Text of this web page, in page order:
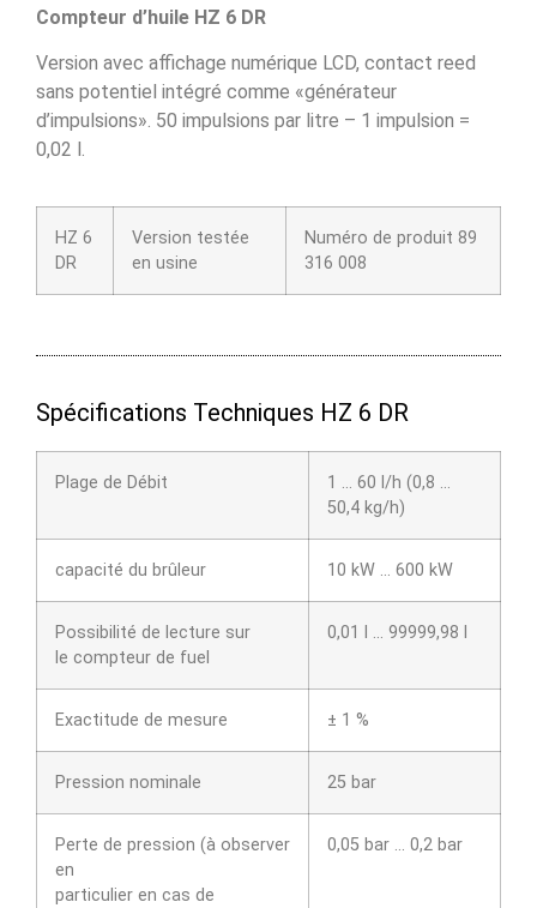
Compteur d’huile HZ 6 DR
Version avec affichage numérique LCD, contact reed
sans potentiel intégré comme «générateur
d’impulsions». 50 impulsions par litre – 1 impulsion =
0,02 l.
HZ 6
DR
Version testée
en usine
Numéro de produit 89
316 008
Spécifications Techniques HZ 6 DR
Plage de Débit
1 … 60 l/h (0,8 …
50,4 kg/h)
capacité du brûleur 10 kW … 600 kW
Possibilité de lecture sur
le compteur de fuel
0,01 l … 99999,98 l
Exactitude de mesure ± 1 %
Pression nominale 25 bar
Perte de pression (à observer
en
particulier en cas de
0,05 bar … 0,2 bar